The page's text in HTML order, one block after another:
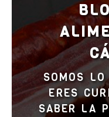
SOMOS
ERES
SABER LA